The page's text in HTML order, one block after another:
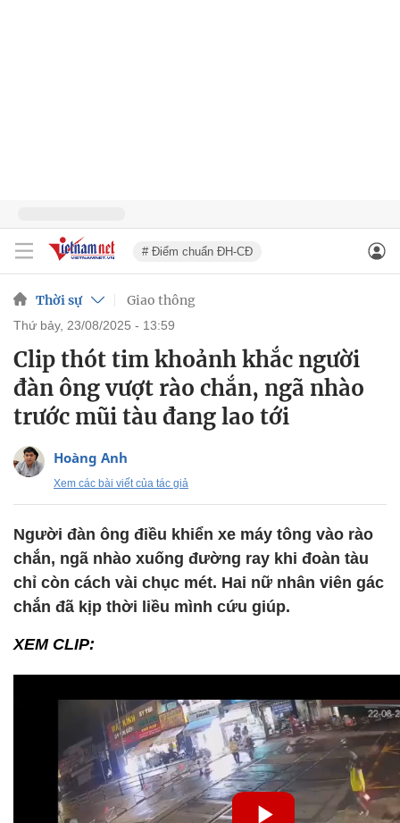
# Điểm chuẩn ĐH-CĐ
Thời sự Giao thông
thứ bảy, 23/08/2025 - 13:59
Clip thót tim khoảnh khắc người
đàn ông vượt rào chắn, ngã nhào
trước mũi tàu đang lao tới
Hoàng Anh
Xem các bài viết của tác giả
Người đàn ông điều khiển xe máy tông vào rào
chắn, ngã nhào xuống đường ray khi đoàn tàu
chỉ còn cách vài chục mét. Hai nữ nhân viên gác
chắn đã kịp thời liều mình cứu giúp.
XEM CLIP: